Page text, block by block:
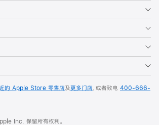
的 Apple Store 零售店及更多门店，或者致电 400-666-
Inc. 保留所有权利。